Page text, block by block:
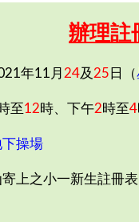
辦理註
年11月24及25日（
至12時、下午2時至4
操場
寄上之小一新生註冊